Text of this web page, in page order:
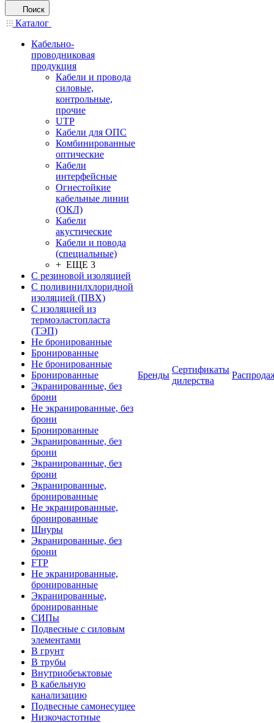
Поиск
Каталог
Кабельно-
проводниковая
продукция
Кабели и провода
силовые,
контрольные,
прочие
UTP
Кабели для ОПС
Комбинированные
оптические
Кабели
интерфейсные
Огнестойкие
кабельные линии
(ОКЛ)
Кабели
акустические
Кабели и повода
(специальные)
+ ЕЩЕ 3
С резиновой изоляцией
С поливинилхлоридной
изоляцией (ПВХ)
С изоляцией из
термоэластопласта
(ТЭП)
Не бронированные
Бронированные
Не бронированные
Бронированные
Экранированные, без
брони
Не экранированные, без
брони
Бронированные
Экранированные, без
брони
Экранированные, без
брони
Экранированные,
бронированные
Не экранированные,
бронированные
Шнуры
Экранированные, без
брони
FTP
Не экранированные,
бронированные
Экранированные,
бронированные
СИПы
Подвесные с силовым
элементами
В грунт
В трубы
Внутриобеъктовые
В кабельную
канализацию
Подвесные самонесущее
Низкочастотные
Бренды
Сертификаты
дилерства